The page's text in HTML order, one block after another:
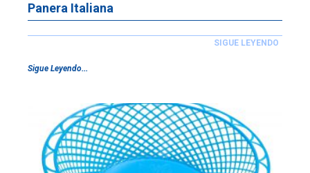
Panera Italiana
SIGUE LEYENDO
Sigue Leyendo...